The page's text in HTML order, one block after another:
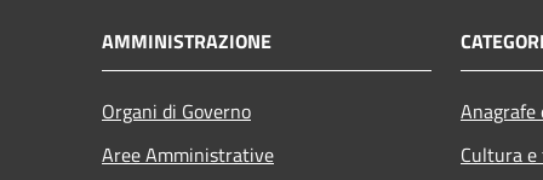
AMMINISTRAZIONE
Organi di Governo
Aree Amministrative
Cultura